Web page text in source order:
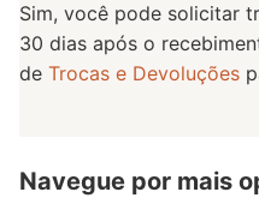
Sim, você pode solicitar
30 dias após o
de Trocas e Devoluções
Navegue por mais